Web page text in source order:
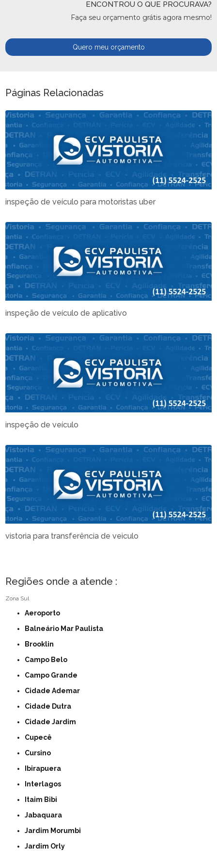
ENCONTROU O QUE PROCURAVA?
Faça seu orçamento grátis agora mesmo!
Quero meu orçamento
Páginas Relacionadas
inspeção de veículo para motoristas uber
inspeção de veículo de aplicativo
inspeção de veículo
vistoria para transferência de veiculo
Regiões onde a atende :
Zona Sul
Aeroporto
Balneário Mar Paulista
Brooklin
Campo Belo
Campo Grande
Cidade Ademar
Cidade Dutra
Cidade Jardim
Cupecê
Cursino
Ibirapuera
Interlagos
Itaim Bibi
Jabaquara
Jardim Morumbi
Jardim Orly